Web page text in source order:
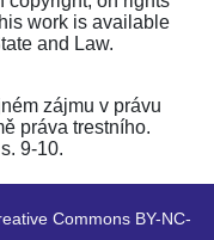
work is available
and Law.
zájmu v právu
práva trestního.
9-10.
Commons BY-NC-